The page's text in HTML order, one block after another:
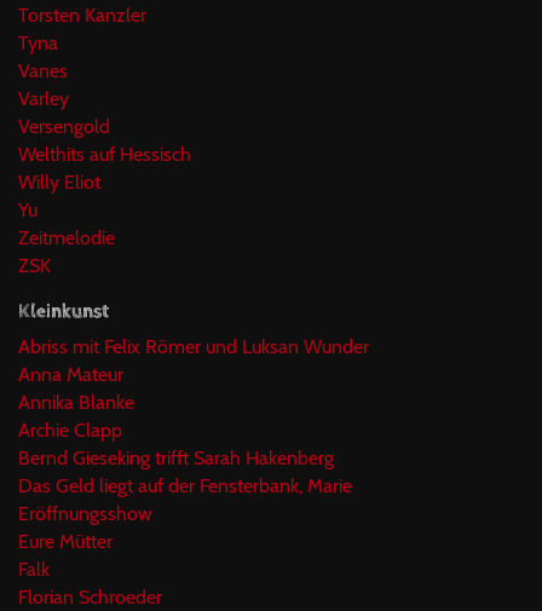
Torsten Kanzler
Tyna
Vanes
Varley
Versengold
Welthits auf Hessisch
Willy Eliot
Yu
Zeitmelodie
ZSK
Kleinkunst
Abriss mit Felix Römer und Luksan Wunder
Anna Mateur
Annika Blanke
Archie Clapp
Bernd Gieseking trifft Sarah Hakenberg
Das Geld liegt auf der Fensterbank, Marie
Eröffnungsshow
Eure Mütter
Falk
Florian Schroeder